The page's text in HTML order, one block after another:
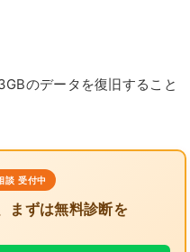
のデータを復旧すること
談 受付中
まずは無料診断を